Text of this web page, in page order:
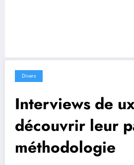
Divers
Interviews de
découvrir leur
méthodologie